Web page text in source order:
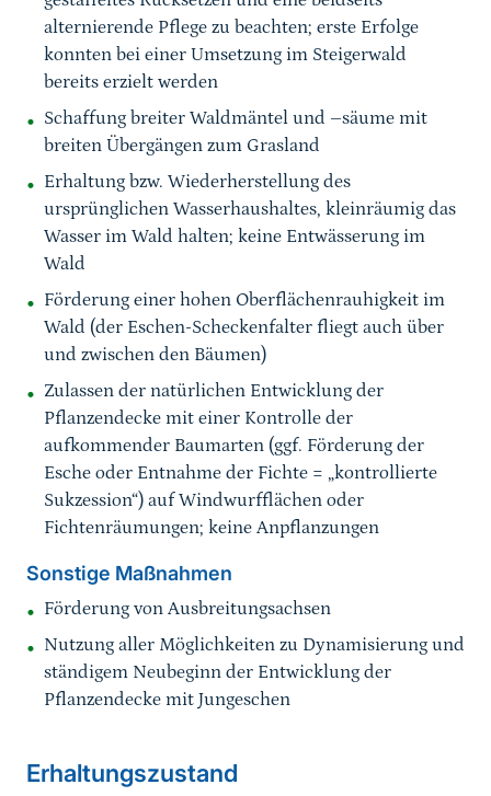
alternierende Pflege zu beachten; erste Erfolge
konnten bei einer Umsetzung im Steigerwald
bereits erzielt werden
Schaffung breiter Waldmäntel und –säume mit
breiten Übergängen zum Grasland
Erhaltung bzw. Wiederherstellung des
ursprünglichen Wasserhaushaltes, kleinräumig das
Wasser im Wald halten; keine Entwässerung im
Wald
Förderung einer hohen Oberflächenrauhigkeit im
Wald (der Eschen-Scheckenfalter fliegt auch über
und zwischen den Bäumen)
Zulassen der natürlichen Entwicklung der
Pflanzendecke mit einer Kontrolle der
aufkommender Baumarten (ggf. Förderung der
Esche oder Entnahme der Fichte = „kontrollierte
Sukzession“) auf Windwurfflächen oder
Fichtenräumungen; keine Anpflanzungen
Sonstige Maßnahmen
Förderung von Ausbreitungsachsen
Nutzung aller Möglichkeiten zu Dynamisierung und
ständigem Neubeginn der Entwicklung der
Pflanzendecke mit Jungeschen
Sprungmarke
Erhaltungszustand